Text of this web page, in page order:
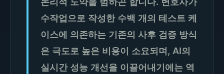
수작업으로 작성한 수백 개의 테스트 케
이스에 의존하는 기존의 사후 검증 방식
은 극도로 높은 비용이 소요되며, AI의
실시간 성능 개선을 이끌어내기에는 역